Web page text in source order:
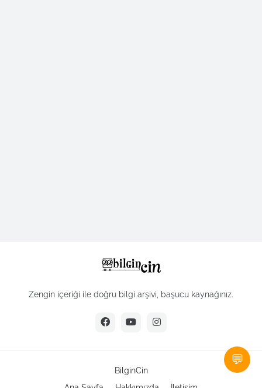
Zengin içeriği ile doğru bilgi arşivi, başucu kaynağınız.
BilginCin
💬